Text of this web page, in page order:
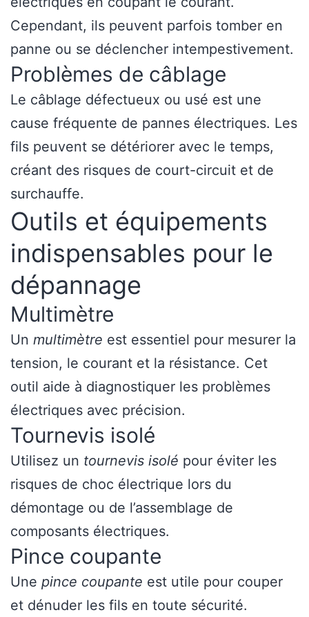
Cependant, ils peuvent parfois tomber en
panne ou se déclencher intempestivement.
Problèmes de câblage
Le câblage défectueux ou usé est une
cause fréquente de pannes électriques. Les
fils peuvent se détériorer avec le temps,
créant des risques de court-circuit et de
surchauffe.
Outils et équipements
indispensables pour le
dépannage
Multimètre
Un multimètre est essentiel pour mesurer la
tension, le courant et la résistance. Cet
outil aide à diagnostiquer les problèmes
électriques avec précision.
Tournevis isolé
Utilisez un tournevis isolé pour éviter les
risques de choc électrique lors du
démontage ou de l’assemblage de
composants électriques.
Pince coupante
Une pince coupante est utile pour couper
et dénuder les fils en toute sécurité.